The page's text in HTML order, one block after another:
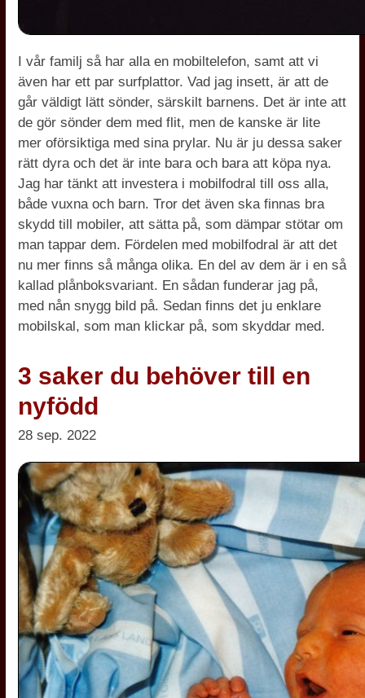
I vår familj så har alla en mobiltelefon, samt att vi
även har ett par surfplattor. Vad jag insett, är att de
går väldigt lätt sönder, särskilt barnens. Det är inte att
de gör sönder dem med flit, men de kanske är lite
mer oförsiktiga med sina prylar. Nu är ju dessa saker
rätt dyra och det är inte bara och bara att köpa nya.
Jag har tänkt att investera i mobilfodral till oss alla,
både vuxna och barn. Tror det även ska finnas bra
skydd till mobiler, att sätta på, som dämpar stötar om
man tappar dem. Fördelen med mobilfodral är att det
nu mer finns så många olika. En del av dem är i en så
kallad plånboksvariant. En sådan funderar jag på,
med nån snygg bild på. Sedan finns det ju enklare
mobilskal, som man klickar på, som skyddar med.
3 saker du behöver till en
nyfödd
28 sep. 2022